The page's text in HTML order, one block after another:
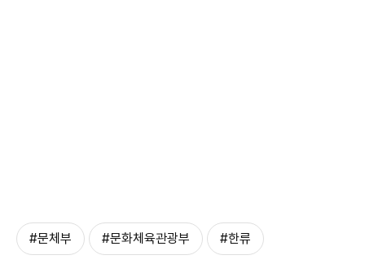
#문체부 #문화체육관광부 #한류